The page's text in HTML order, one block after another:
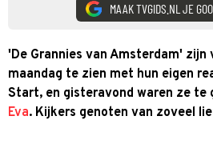
MAAK TVGIDS.NL JE
'De Grannies van Amsterdam' zijn
maandag te zien met hun eigen
Start, en gisteravond waren ze te
Eva. Kijkers genoten van zoveel